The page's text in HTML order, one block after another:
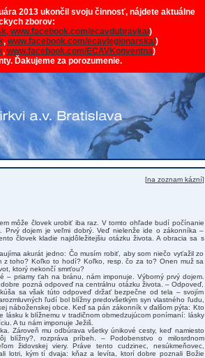
2013 ukončil svoju činnosť, nájdete aktuálne
zborov:
www.facebook.com/ecavdubravka/)
, www.facebook.com/ecavlegionarska/)
, www.facebook.com/ECAVKonventna)
Ďakujeme za porozumenie.
[na zoznam kázní]
môže človek urobiť iba raz. V tomto ohľade budí počínanie
Prvý dojem je veľmi dobrý. Veď nielenže ide o zákonníka –
človek kladie najdôležitejšiu otázku života. A obracia sa s
akurát jedno: Čo musím robiť, aby som niečo vyťažil zo
z toho? Koľko to hodí? Koľko, resp. čo za to? Onen muž sa
ktorý nekončí smrťou?
priamy ťah na bránu, nám imponuje. Výborný prvý dojem.
pozná odpoveď na centrálnu otázku života. – Odpoveď,
sa však túto odpoveď držať bezpečne od tela – svojím
ľudí bol blížny predovšetkým syn vlastného ľudu,
náboženskej obce. Keď sa pán zákonník v ďalšom pýta: Kto
lásku k blížnemu v tradičnom obmedzujúcom ponímaní: lásky
A tu nám imponuje Ježiš.
Zároveň mu odbúrava všetky únikové cesty, keď namiesto
rozpráva príbeh. – Podobenstvo o milosrdnom
židovskej viery. Práve tento cudzinec, nesúkmeňovec,
lotri, kým tí dvaja: kňaz a levíta, ktorí dobre poznali Božie